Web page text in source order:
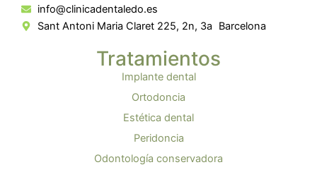
info@clinicadentaledo.es
Sant Antoni Maria Claret 225, 2n, 3a Barcelona
Tratamientos
Implante dental
Ortodoncia
Estética dental
Peridoncia
Odontología conservadora